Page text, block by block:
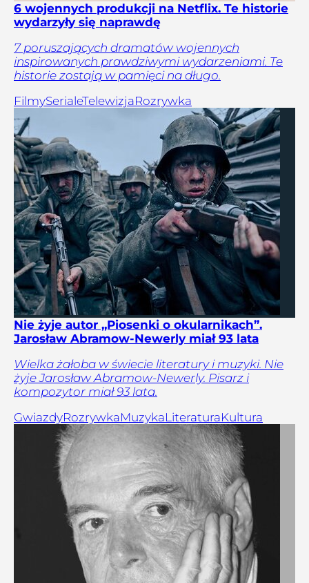
6 wojennych produkcji na Netflix. Te historie
wydarzyły się naprawdę
7 poruszających dramatów wojennych
inspirowanych prawdziwymi wydarzeniami. Te
historie zostają w pamięci na długo.
FilmySerialeTelewizjaRozrywka
Nie żyje autor „Piosenki o okularnikach”.
Jarosław Abramow-Newerly miał 93 lata
Wielka żałoba w świecie literatury i muzyki. Nie
żyje Jarosław Abramow-Newerly. Pisarz i
kompozytor miał 93 lata.
GwiazdyRozrywkaMuzykaLiteraturaKultura